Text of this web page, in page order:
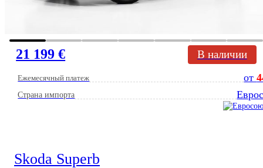
21 199 € В наличии
Ежемесячный платеж от
Страна импорта
Skoda Superb